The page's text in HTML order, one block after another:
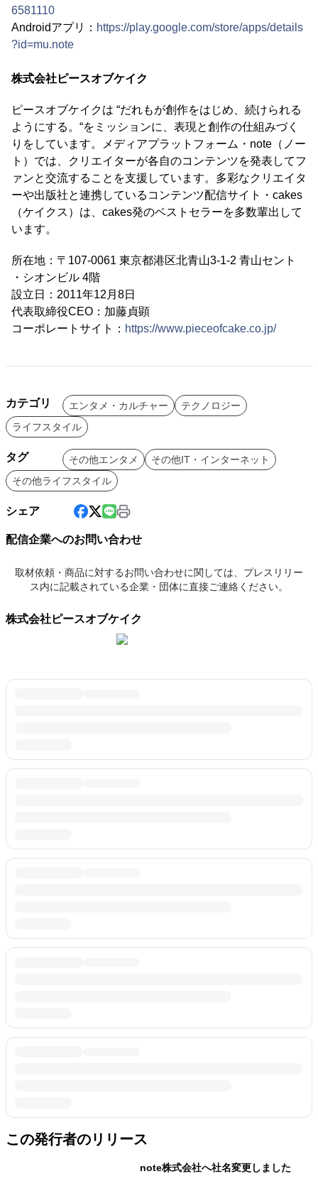
6581110
Androidアプリ： https://play.google.com/store/apps/details
?id=mu.note
株式会社ピースオブケイク
ピースオブケイクは “だれもが創作をはじめ、続けられる
ようにする。“をミッションに、表現と創作の仕組みづく
りをしています。メディアプラットフォーム・note（ノー
ト）では、クリエイターが各自のコンテンツを発表してフ
ァンと交流することを支援しています。多彩なクリエイタ
ーや出版社と連携しているコンテンツ配信サイト・cakes
（ケイクス）は、cakes発のベストセラーを多数輩出して
います。
所在地：〒107-0061 東京都港区北青山3-1-2 青山セント
・シオンビル 4階
設立日：2011年12月8日
代表取締役CEO：加藤貞顕
コーポレートサイト： https://www.pieceofcake.co.jp/
カテゴリ エンタメ・カルチャー
テクノロジー
ライフスタイル
タグ その他エンタメ
その他IT・インターネット
その他ライフスタイル
シェア
配信企業へのお問い合わせ
取材依頼・商品に対するお問い合わせに関しては、プレスリリー
ス内に記載されている企業・団体に直接ご連絡ください。
株式会社ピースオブケイク
この発行者のリリース
note株式会社へ社名変更しました